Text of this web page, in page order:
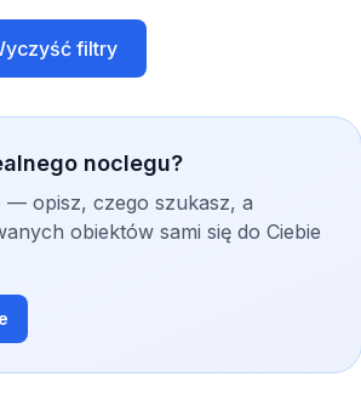
filtry
noclegu?
— opisz, czego szukasz, a
obiektów sami się do Ciebie